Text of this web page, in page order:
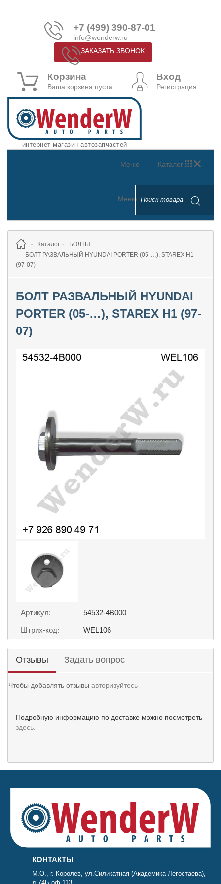
+7 (499) 390-87-01
info@wenderw.ru
ЗАКАЗАТЬ ЗВОНОК
Корзина
Ваша корзина пуста
Вход
Регистрация
интернет-магазин автозапчастей
Каталог
Меню
Меню
Каталог
БОЛТЫ
БОЛТ РАЗВАЛЬНЫЙ HYUNDAI PORTER (05-…), STAREX H1
(97-07)
БОЛТ РАЗВАЛЬНЫЙ HYUNDAI
PORTER (05-…), STAREX H1 (97-
07)
Артикул: 54532-4B000
Штрих-код: WEL106
Отзывы Задать вопрос
Чтобы добавлять отзывы авторизуйтесь
Подробную информацию по доставке можно посмотреть
здесь.
КОНТАКТЫ
М.О., г. Королев, ул.Силикатная (Академика Легостаева),
д.74Б оф.113